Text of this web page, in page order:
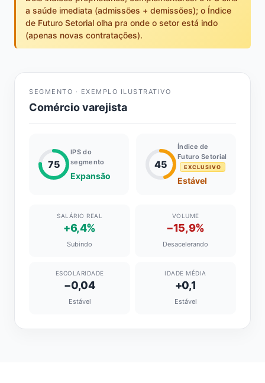
a saúde imediata (admissões + demissões); o Índice
de Futuro Setorial olha pra onde o setor está indo
(apenas novas contratações).
SEGMENTO · EXEMPLO ILUSTRATIVO
Comércio varejista
75
IPS do
segmento
Expansão
45
Índice de
Futuro Setorial
EXCLUSIVO
Estável
SALÁRIO REAL
+6,4%
Subindo
VOLUME
−15,9%
Desacelerando
ESCOLARIDADE
−0,04
Estável
IDADE MÉDIA
+0,1
Estável